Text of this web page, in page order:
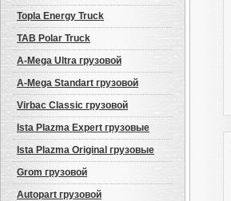
Topla Energy Truck
TAB Polar Truck
A-Mega Ultra грузовой
A-Mega Standart грузовой
Virbac Classic грузовой
Ista Plazma Expert грузовые
Ista Plazma Original грузовые
Grom грузовой
Autopart грузовой